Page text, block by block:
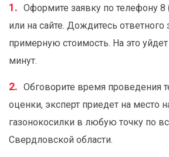
Оформите заявку по телефону 8
или на сайте. Дождитесь ответного
примерную стоимость. На это
минут.
Обговорите время проведения
оценки, эксперт приедет на место
газонокосилки в любую точку по
Свердловской области.